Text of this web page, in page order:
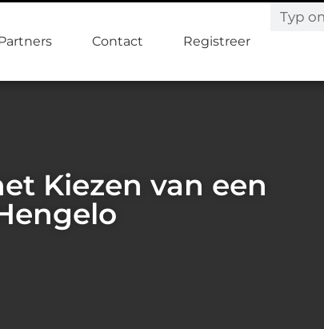
Contact Registreer
Kiezen van een